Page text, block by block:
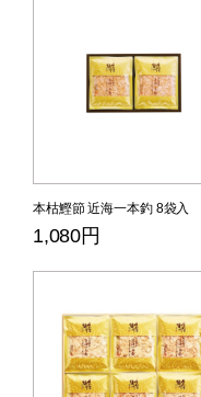
本枯鰹節 近海一本釣 8袋入
1,080円